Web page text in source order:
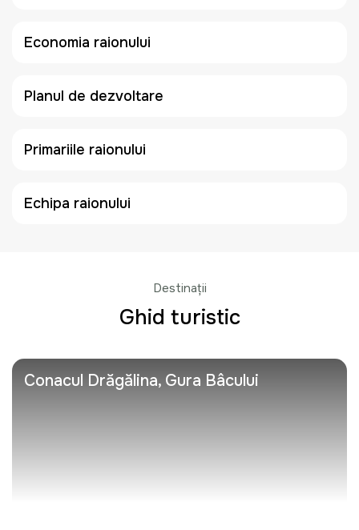
Economia raionului
Planul de dezvoltare
Primariile raionului
Echipa raionului
Destinații
Ghid turistic
Conacul Drăgălina, Gura Bâcului